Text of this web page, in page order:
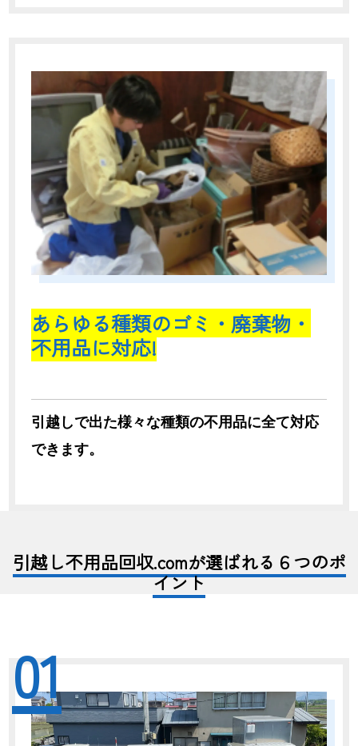
あらゆる種類のゴミ・廃棄物・
不用品に対応!
引越しで出た様々な種類の不用品に全て対応
できます。
引越し不用品回収.comが選ばれる６つのポ
イント
01